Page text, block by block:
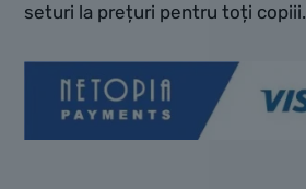
seturi la prețuri pentru toți copiii.